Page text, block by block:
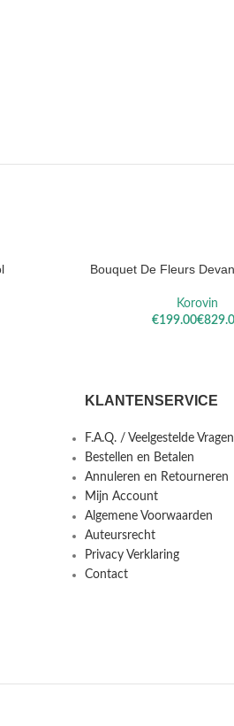
OPTIES SELECTEREN
Bouquet De Fleurs
Korovin
€
€
KLANTENSERVICE
F.A.Q. / Veelgestelde Vragen
Bestellen en Betalen
Annuleren en Retourneren
Mijn Account
Algemene Voorwaarden
Auteursrecht
Privacy Verklaring
Contact